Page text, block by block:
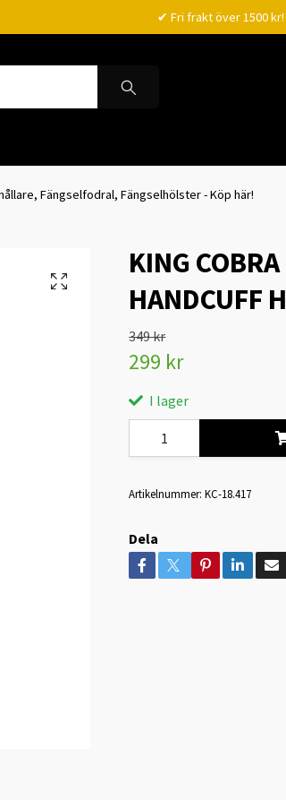
✔ Fri frakt över 1500
Fängselfodral, Fängselhölster - Köp här!
KING
HANDCUFF
349 kr
299 kr
I lager
Artikelnummer: KC-18.417
Dela